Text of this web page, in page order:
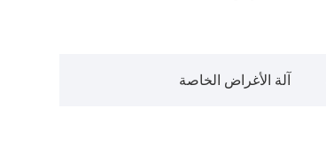
آلة الأغراض الخاصة